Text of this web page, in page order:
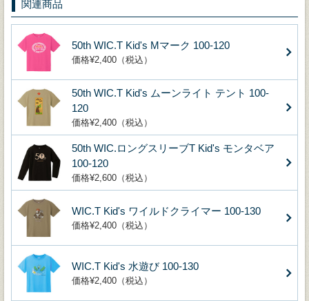
関連商品
50th WIC.T Kid's Mマーク 100-120
価格¥2,400（税込）
50th WIC.T Kid's ムーンライト テント 100-
120
価格¥2,400（税込）
50th WIC.ロングスリーブT Kid's モンタベア
100-120
価格¥2,600（税込）
WIC.T Kid's ワイルドクライマー 100-130
価格¥2,400（税込）
WIC.T Kid's 水遊び 100-130
価格¥2,400（税込）